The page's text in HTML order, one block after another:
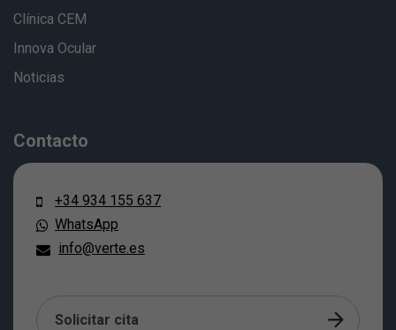
Clínica CEM
Innova Ocular
Noticias
Contacto
+34 934 155 637
WhatsApp
info@verte.es
Solicitar cita